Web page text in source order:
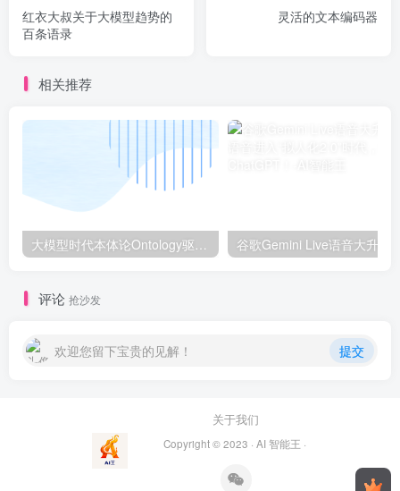
红衣大叔关于大模型趋势的
百条语录
灵活的文本编码器
相关推荐
评论 抢沙发
欢迎您留下宝贵的见解！ 提交
关于我们
Copyright © 2023 · AI 智能王 ·